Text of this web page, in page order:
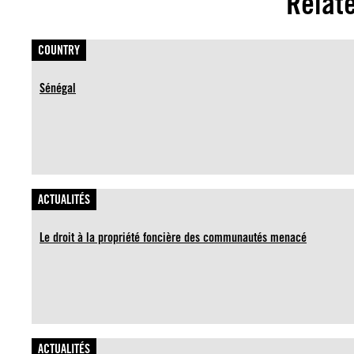
COUNTRY
Sénégal
ACTUALITÉS
Le droit à la propriété foncière des communautés menacé
ACTUALITÉS